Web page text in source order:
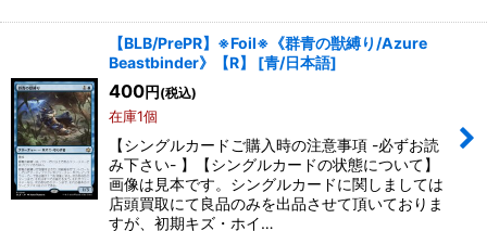
【BLB/PrePR】※Foil※《群青の獣縛り/Azure
Beastbinder》【R】
[青/日本語]
400円 (税込)
在庫1個
【シングルカードご購入時の注意事項 -必ずお読
み下さい- 】【シングルカードの状態について】
画像は見本です。シングルカードに関しましては
店頭買取にて良品のみを出品させて頂いておりま
すが、初期キズ・ホイ…